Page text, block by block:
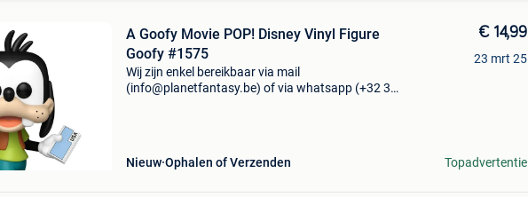
A Goofy Movie POP! Disney Vinyl Figure
Goofy #1575
Wij zijn enkel bereikbaar via mail
(info@planetfantasy.be) of via whatsapp (+32 3
Nieuw Ophalen of Verzenden
€ 14,99
23 mrt 25
Topadvertentie